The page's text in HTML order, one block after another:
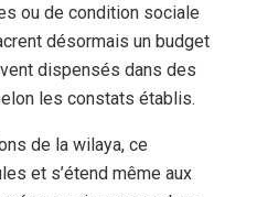
ou de condition sociale
désormais un budget
dispensés dans des
les constats établis.
de la wilaya, ce
et s’étend même aux